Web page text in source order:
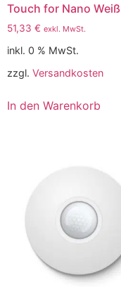
Touch for Nano Weiß
51,33 € exkl. MwSt.
inkl. 0 % MwSt.
zzgl. Versandkosten
In den Warenkorb